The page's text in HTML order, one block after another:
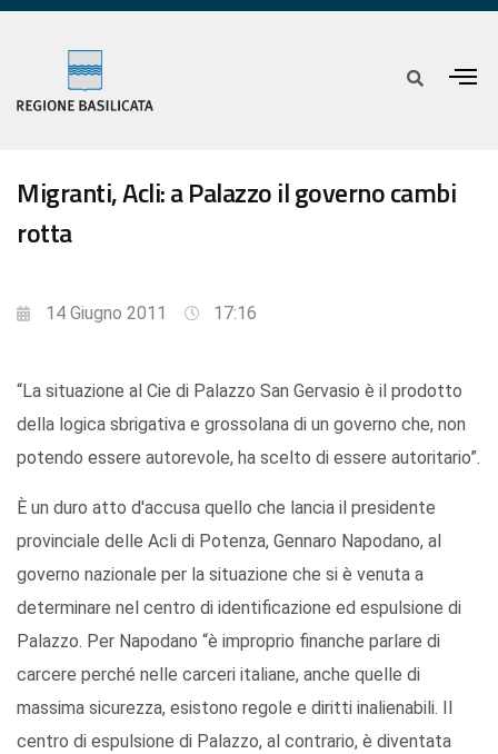
Migranti, Acli: a Palazzo il governo cambi
rotta
14 Giugno 2011 17:16
“La situazione al Cie di Palazzo San Gervasio è il prodotto
della logica sbrigativa e grossolana di un governo che, non
potendo essere autorevole, ha scelto di essere autoritario”.
È un duro atto d'accusa quello che lancia il presidente
provinciale delle Acli di Potenza, Gennaro Napodano, al
governo nazionale per la situazione che si è venuta a
determinare nel centro di identificazione ed espulsione di
Palazzo. Per Napodano “è improprio finanche parlare di
carcere perché nelle carceri italiane, anche quelle di
massima sicurezza, esistono regole e diritti inalienabili. Il
centro di espulsione di Palazzo, al contrario, è diventata